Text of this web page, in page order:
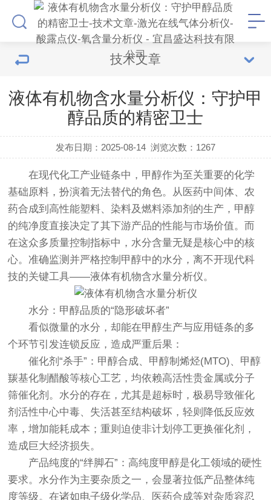
技术文章
液体有机物含水量分析仪：守护甲
醇品质的精密卫士
发布日期：2025-08-14 浏览次数： 1267
在现代化工产业链条中，甲醇作为至关重要的化学
基础原料，扮演着无法替代的角色。从医药中间体、农
药合成到高性能塑料、染料及燃料添加剂的生产，甲醇
的纯净度直接决定了其下游产品的性能与市场价值。而
在这众多质量控制指标中，水分含量无疑是核心中的核
心。准确监测并严格控制甲醇中的水分，离不开现代科
技的关键工具——液体有机物含水量分析仪。
水分：甲醇品质的“隐形破坏者”
看似微量的水分，却能在甲醇生产与应用链条的多
个环节引发连锁反应，造成严重后果：
催化剂“杀手”：甲醇合成、甲醇制烯烃(MTO)、甲醇
羰基化制醋酸等核心工艺，均依赖高活性贵金属或分子
筛催化剂。水分的存在，尤其是超标时，极易导致催化
剂活性中心中毒、失活甚至结构破坏，轻则降低反应效
率，增加能耗成本；重则迫使非计划停工更换催化剂，
造成巨大经济损失。
产品纯度的“绊脚石”：高纯度甲醇是化工领域的硬性
要求。水分作为主要杂质之一，会显著拉低产品整体纯
度等级。在诸如电子级化学品、医药合成等对杂质容忍